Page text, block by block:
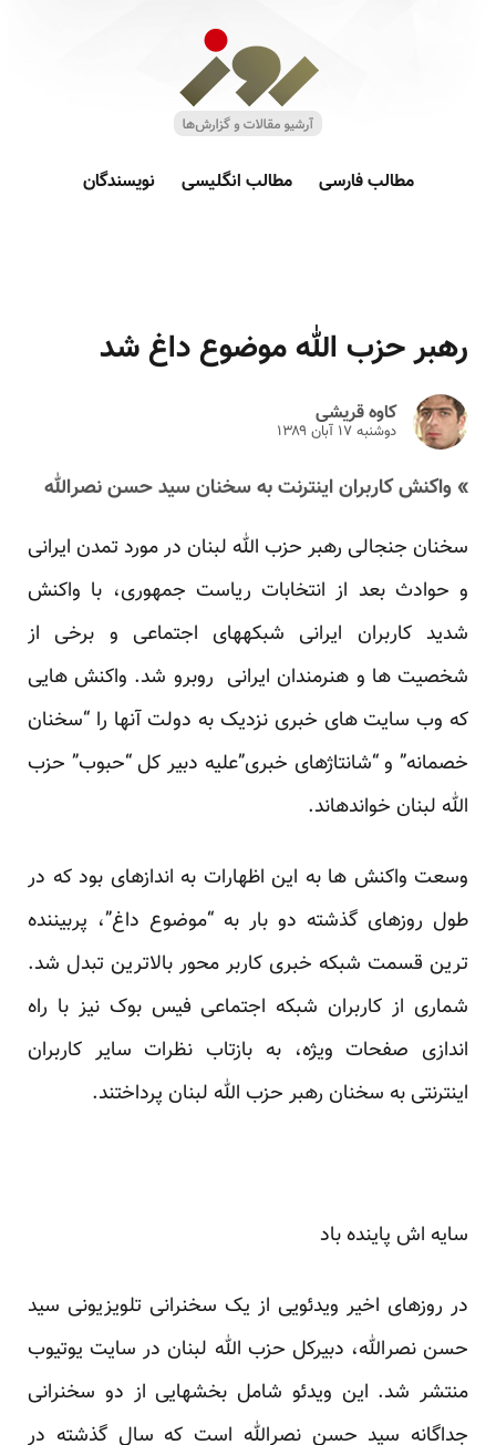
مطالب فارسی مطالب انگلیسی نویسندگان
رهبر حزب الله موضوع داغ شد
کاوه قریشی
دوشنبه ۱۷ آبان ۱۳۸۹
» واکنش کاربران اینترنت به سخنان سید حسن نصرالله
سخنان جنجالی رهبر حزب الله لبنان در مورد تمدن ایرانی
و حوادث بعد از انتخابات ریاست جمهوری، با واکنش
شدید کاربران ایرانی شبکه­های اجتماعی و برخی از
شخصیت ها و هنرمندان ایرانی روبرو شد. واکنش هایی
که وب سایت های خبری نزدیک به دولت آنها را “سخنان
خصمانه” و “شانتاژهای خبری”علیه دبیر کل “حبوب” حزب
الله لبنان خوانده­اند.
وسعت واکنش ها به این اظهارات به اندازه­ای بود که در
طول روزهای گذشته دو بار به “موضوع داغ”، پربیننده
ترین قسمت شبکه خبری کاربر محور بالاترین تبدل شد.
شماری از کاربران شبکه اجتماعی فیس بوک نیز با راه
اندازی صفحات ویژه، به بازتاب نظرات سایر کاربران
اینترنتی به سخنان رهبر حزب الله لبنان پرداختند.
سایه اش پاینده باد
در روزهای اخیر ویدئویی از یک سخنرانی تلویزیونی سید
حسن نصرالله، دبیرکل حزب الله لبنان در سایت یوتیوب
منتشر شد. این ویدئو شامل بخشهایی از دو سخنرانی
جداگانه سید حسن نصرالله است که سال گذشته در